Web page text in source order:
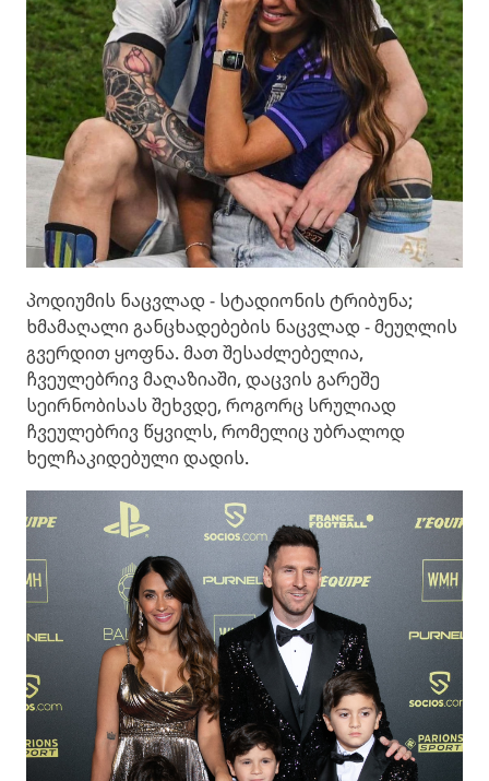
პოდიუმის ნაცვლად - სტადიონის ტრიბუნა;
ხმამაღალი განცხადებების ნაცვლად - მეუღლის
გვერდით ყოფნა. მათ შესაძლებელია,
ჩვეულებრივ მაღაზიაში, დაცვის გარეშე
სეირნობისას შეხვდე, როგორც სრულიად
ჩვეულებრივ წყვილს, რომელიც უბრალოდ
ხელჩაკიდებული დადის.